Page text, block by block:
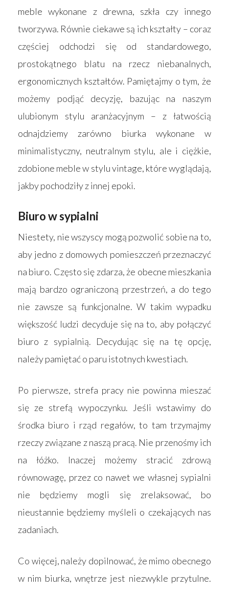
meble wykonane z drewna, szkła czy innego
tworzywa. Równie ciekawe są ich kształty – coraz
częściej odchodzi się od standardowego,
prostokątnego blatu na rzecz niebanalnych,
ergonomicznych kształtów. Pamiętajmy o tym, że
możemy podjąć decyzję, bazując na naszym
ulubionym stylu aranżacyjnym – z łatwością
odnajdziemy zarówno biurka wykonane w
minimalistyczny, neutralnym stylu, ale i ciężkie,
zdobione meble w stylu vintage, które wyglądają,
jakby pochodziły z innej epoki.
Biuro w sypialni
Niestety, nie wszyscy mogą pozwolić sobie na to,
aby jedno z domowych pomieszczeń przeznaczyć
na biuro. Często się zdarza, że obecne mieszkania
mają bardzo ograniczoną przestrzeń, a do tego
nie zawsze są funkcjonalne. W takim wypadku
większość ludzi decyduje się na to, aby połączyć
biuro z sypialnią. Decydując się na tę opcję,
należy pamiętać o paru istotnych kwestiach.
Po pierwsze, strefa pracy nie powinna mieszać
się ze strefą wypoczynku. Jeśli wstawimy do
środka biuro i rząd regałów, to tam trzymajmy
rzeczy związane z naszą pracą. Nie przenośmy ich
na łóżko. Inaczej możemy stracić zdrową
równowagę, przez co nawet we własnej sypialni
nie będziemy mogli się zrelaksować, bo
nieustannie będziemy myśleli o czekających nas
zadaniach.
Co więcej, należy dopilnować, że mimo obecnego
w nim biurka, wnętrze jest niezwykle przytulne.
Produkty
Łóżka
Akcesoria
Wyszukiwarka
Blog
Kontakt